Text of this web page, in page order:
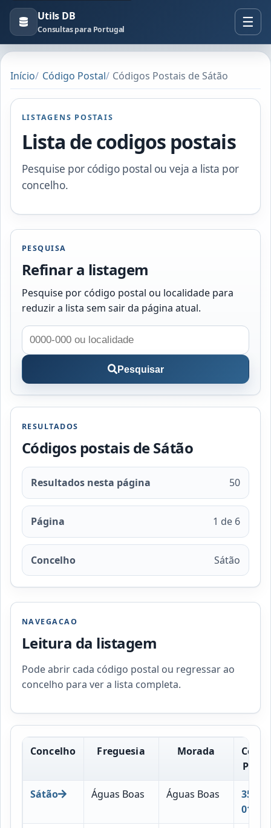
Utils DB
Consultas para Portugal
Início Código Postal Códigos Postais de Sátão
LISTAGENS POSTAIS
Lista de codigos postais
Pesquise por código postal ou veja a lista por
concelho.
PESQUISA
Refinar a listagem
Pesquise por código postal ou localidade para
reduzir a lista sem sair da página atual.
Pesquisar
RESULTADOS
Códigos postais de Sátão
Resultados nesta página 50
Página 1 de 6
Concelho Sátão
NAVEGACAO
Leitura da listagem
Pode abrir cada código postal ou regressar ao
concelho para ver a lista completa.
Concelho Freguesia Morada
Sátão Águas Boas Águas Boas
3560-
010